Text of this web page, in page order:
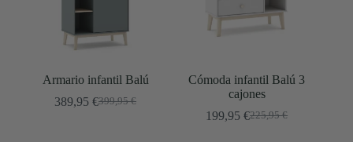
Armario infantil Balú
399,95€
El
389,95€El
Cómoda infantil Balú 3
cajones
225,95€
El
199,95€El